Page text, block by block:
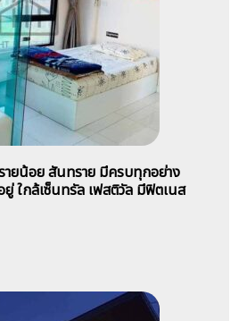
ายน้อย สันทราย มีครบทุกอย่าง
ยู่ ใกล้เซ็นทรัล เฟสติวัล มีฟิตเนส